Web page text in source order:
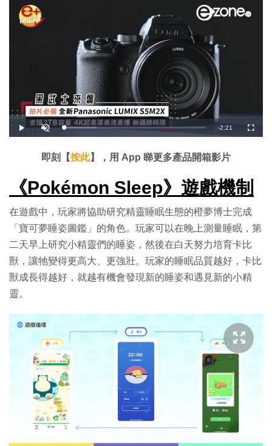
播
放
開
啟
載
:
2
8
%
剩
時
間
-2:21
全
螢
即刻【按此】，用 App 睇更多產品開箱影片
《Pokémon Sleep》遊戲機制
在遊戲中，玩家將協助研究精靈睡眠生態的橙夢博士完成
「寶可夢睡姿圖鑑」的角色。玩家可以在晚上測量睡眠，第
二天早上研究小精靈們的睡姿，然後在白天努力培育卡比
獸，讓牠變得更高大、更強壯。玩家的睡眠品質越好，卡比
獸成長得越好，就越有機會發現新的睡姿和遇見新的小精
靈。